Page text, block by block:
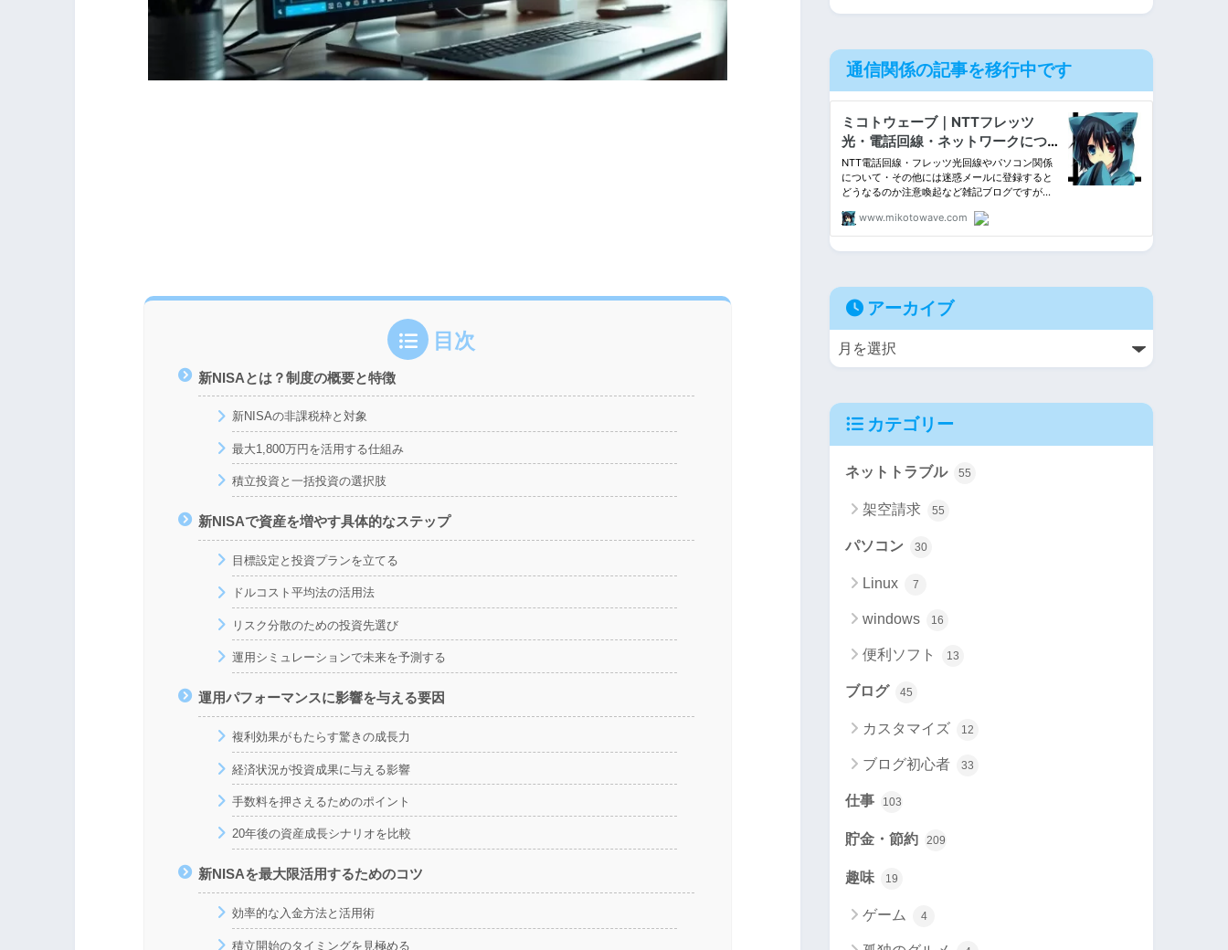
目次
新NISAとは？制度の概要と特徴
新NISAの非課税枠と対象
最大1,800万円を活用する仕組み
積立投資と一括投資の選択肢
新NISAで資産を増やす具体的なステップ
目標設定と投資プランを立てる
ドルコスト平均法の活用法
リスク分散のための投資先選び
運用シミュレーションで未来を予測する
運用パフォーマンスに影響を与える要因
複利効果がもたらす驚きの成長力
経済状況が投資成果に与える影響
手数料を押さえるためのポイント
20年後の資産成長シナリオを比較
新NISAを最大限活用するためのコツ
効率的な入金方法と活用術
積立開始のタイミングを見極める
通信関係の記事を移行中です
アーカイブ
カテゴリー
ネットトラブル 55
架空請求 55
パソコン 30
Linux 7
windows 16
便利ソフト 13
ブログ 45
カスタマイズ 12
ブログ初心者 33
仕事 103
貯金・節約 209
趣味 19
ゲーム 4